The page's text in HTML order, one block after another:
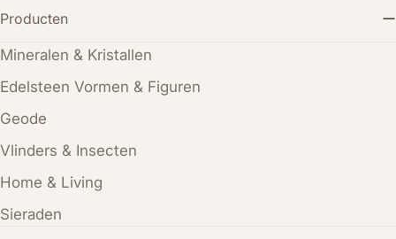
Producten
Mineralen & Kristallen
Edelsteen Vormen & Figuren
Geode
Vlinders & Insecten
Home & Living
Sieraden